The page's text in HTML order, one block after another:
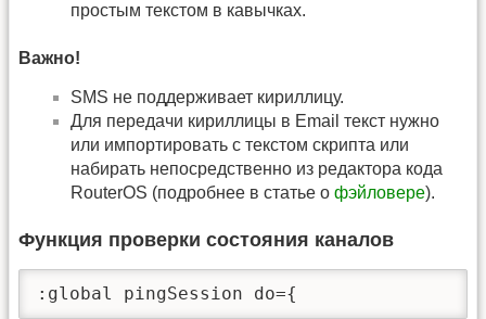
простым текстом в кавычках.
Важно!
SMS не поддерживает кириллицу.
Для передачи кириллицы в Email текст нужно
или импортировать с текстом скрипта или
набирать непосредственно из редактора кода
RouterOS (подробнее в статье о фэйловере).
Функция проверки состояния каналов
:global pingSession do={